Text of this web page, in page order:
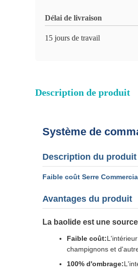
Délai de livraison
15 jours de travail
Description de produit
Système de
Description du produit
Faible coût Serre
Avantages du produit
La baolide est une
Faible coût:
champignons et
100% d'ombrage: